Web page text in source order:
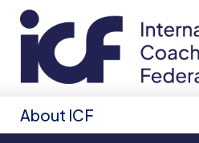
About ICF